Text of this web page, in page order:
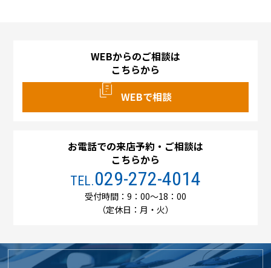
WEBからのご相談は
こちらから
WEBで相談
お電話での来店予約・ご相談は
こちらから
TEL.029-272-4014
受付時間：9：00～18：00
（定休日：月・火）